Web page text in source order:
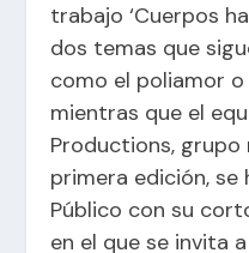
trabajo ‘Cuerpos
dos temas que
como el poliamor
mientras que el
Productions, grupo
primera edición, se
Público con su
en el que se invita